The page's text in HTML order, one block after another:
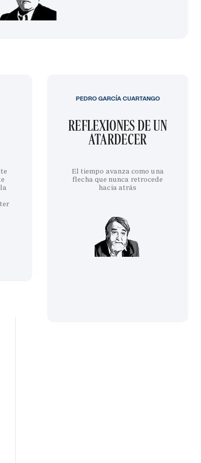
REFLEXIONES DE UN
ATARDECER
El tiempo avanza como una
flecha que nunca retrocede
hacia atrás
PEDRO GARCÍA CUARTANGO